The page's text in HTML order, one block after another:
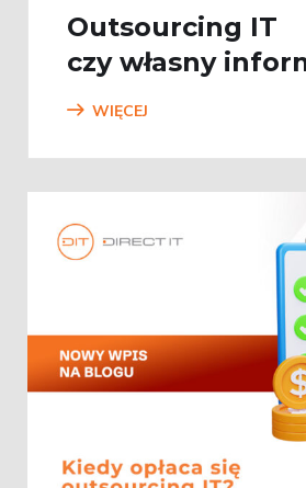
Outsourcing IT
czy własny
WIĘCEJ